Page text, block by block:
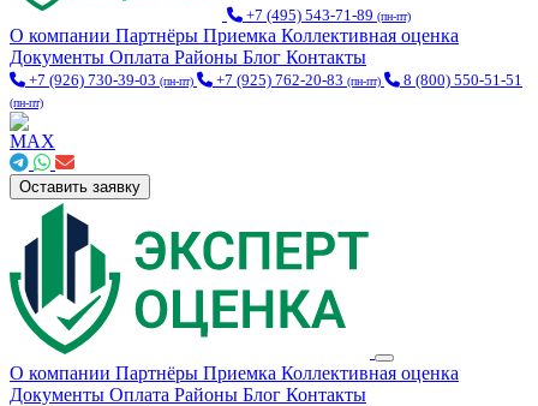
+7 (495) 543-71-89 (пн-пт)
О компании Партнёры Приемка Коллективная оценка
Документы Оплата Районы Блог Контакты
+7 (926) 730-39-03 (пн-пт) +7 (925) 762-20-83 (пн-пт) 8 (800) 550-51-51
(пн-пт)
Оставить заявку
О компании Партнёры Приемка Коллективная оценка
Документы Оплата Районы Блог Контакты